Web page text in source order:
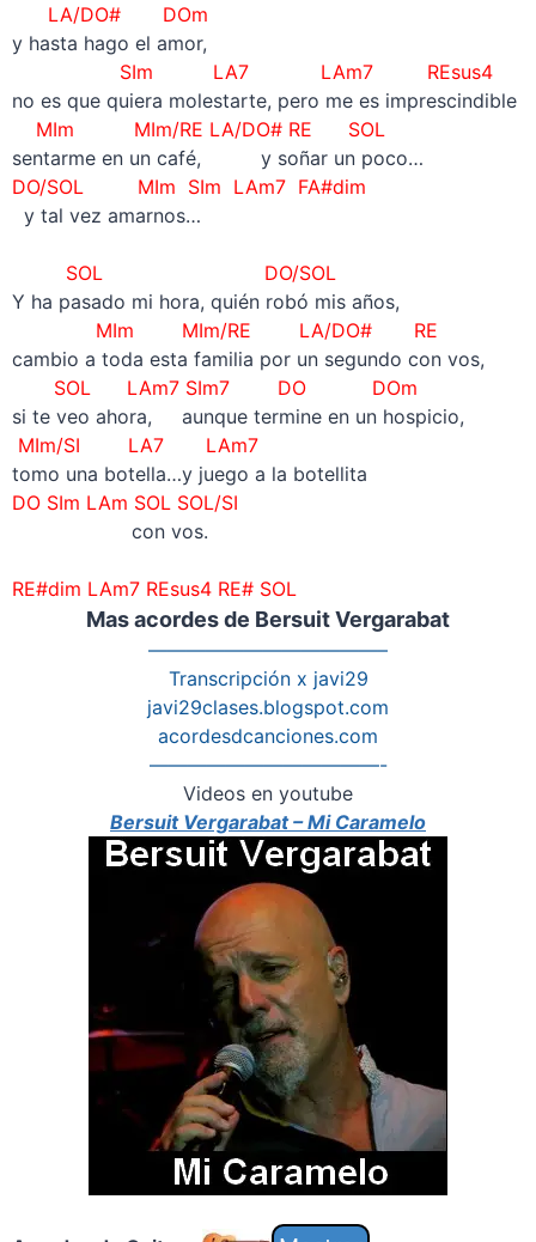
LA/DO# DOm
y hasta hago el amor,
SIm LA7 LAm7 REsus4
no es que quiera molestarte, pero me es imprescindible
MIm MIm/RE LA/DO# RE SOL
sentarme en un café, y soñar un poco…
DO/SOL MIm SIm LAm7 FA#dim
y tal vez amarnos…
SOL DO/SOL
Y ha pasado mi hora, quién robó mis años,
MIm MIm/RE LA/DO# RE
cambio a toda esta familia por un segundo con vos,
SOL LAm7 SIm7 DO DOm
si te veo ahora, aunque termine en un hospicio,
MIm/SI LA7 LAm7
tomo una botella…y juego a la botellita
DO SIm LAm SOL SOL/SI
con vos.
RE#dim LAm7 REsus4 RE# SOL
Mas acordes de Bersuit Vergarabat
————————————–
Transcripción x javi29
javi29clases.blogspot.com
acordesdcanciones.com
————————————-
Videos en youtube
Bersuit Vergarabat – Mi Caramelo